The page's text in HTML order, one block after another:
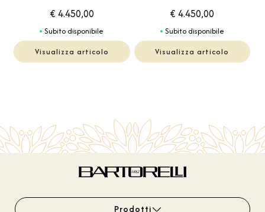
€ 4.450,00
Subito disponibile
Visualizza articolo
€ 4.450,00
Subito disponibile
Visualizza articolo
Prodotti